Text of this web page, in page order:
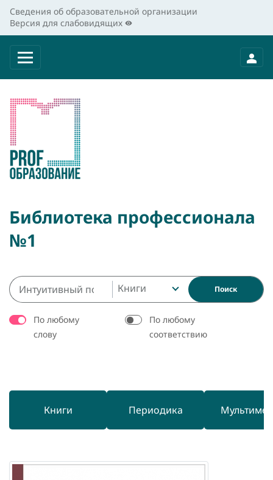
Сведения об образовательной организации
Версия для слабовидящих
Библиотека профессионала
№1
Книги Поиск
По любому
слову
По любому
соответствию
Книги Периодика